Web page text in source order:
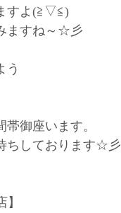
すよ(≧▽≦)
ますね～☆彡
う
御座います。
ちしております☆彡